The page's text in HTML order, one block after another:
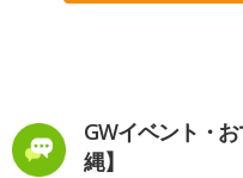
GWイベント・
縄】